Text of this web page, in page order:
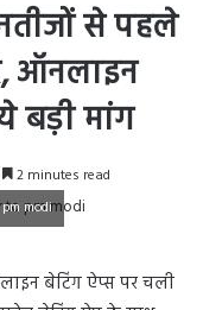
से पहले
ऑनलाइन
बड़ी मांग
2 minutes read
modi
बेटिंग ऐप्स पर चली